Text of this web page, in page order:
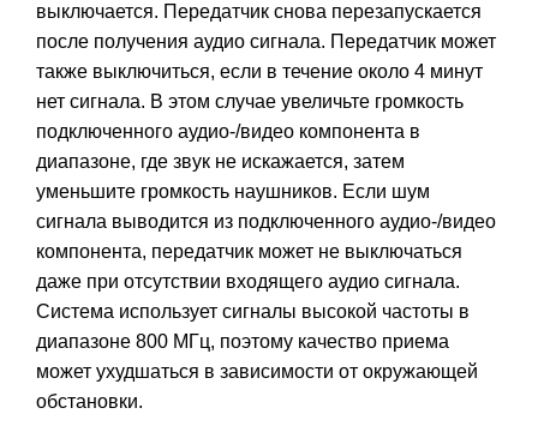
выключается. Передатчик снова перезапускается
после получения аудио сигнала. Передатчик может
также выключиться, если в течение около 4 минут
нет сигнала. В этом случае увеличьте громкость
подключенного аудио-/видео компонента в
диапазоне, где звук не искажается, затем
уменьшите громкость наушников. Если шум
сигнала выводится из подключенного аудио-/видео
компонента, передатчик может не выключаться
даже при отсутствии входящего аудио сигнала.
Система использует сигналы высокой частоты в
диапазоне 800 МГц, поэтому качество приема
может ухудшаться в зависимости от окружающей
обстановки.